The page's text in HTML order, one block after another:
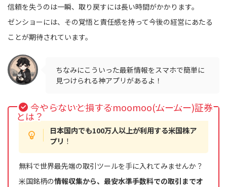
信頼を失うのは一瞬、取り戻すには長い時間がかかります。
ゼンショーには、その覚悟と責任感を持って今後の経営にあたる
ことが期待されています。
ちなみにこういった最新情報をスマホで簡単に
見つけられる神アプリがあるよ！
今やらないと損するmoomoo(ムームー)証券
とは？
日本国内でも100万人以上が利用する米国株ア
プリ ！
無料で世界最先端の取引ツールを手に入れてみませんか？
米国銘柄の情報収集から、最安水準手数料での取引までオ